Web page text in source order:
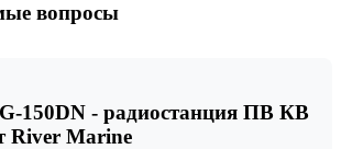
вопросы
150DN - радиостанция ПВ КВ
River Marine